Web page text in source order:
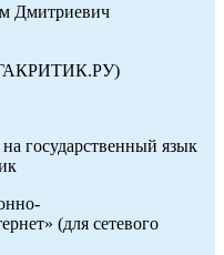
Дмитриевич
государственный язык
(для сетевого